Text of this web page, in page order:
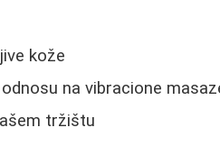
kože
na vibracione
tržištu